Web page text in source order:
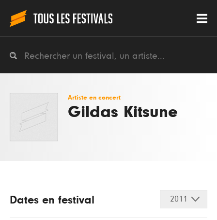
Artiste en concert
Gildas Kitsune
Dates en festival 2011